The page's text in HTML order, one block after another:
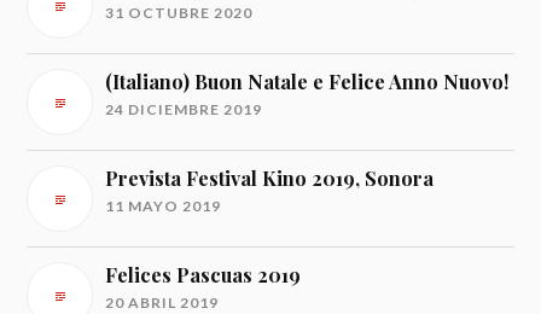
31 OCTUBRE 2020
(Italiano) Buon Natale e Felice Anno Nuovo!
24 DICIEMBRE 2019
Prevista Festival Kino 2019, Sonora
11 MAYO 2019
Felices Pascuas 2019
20 ABRIL 2019